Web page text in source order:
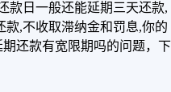
款日一般还能延期三天还款,
,不收取滞纳金和罚息,你的
还款有宽限期吗的问题，下